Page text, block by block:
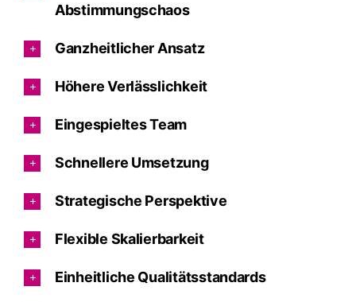
Abstimmungschaos
Ganzheitlicher Ansatz
Höhere Verlässlichkeit
Eingespieltes Team
Schnellere Umsetzung
Strategische Perspektive
Flexible Skalierbarkeit
Einheitliche Qualitätsstandards